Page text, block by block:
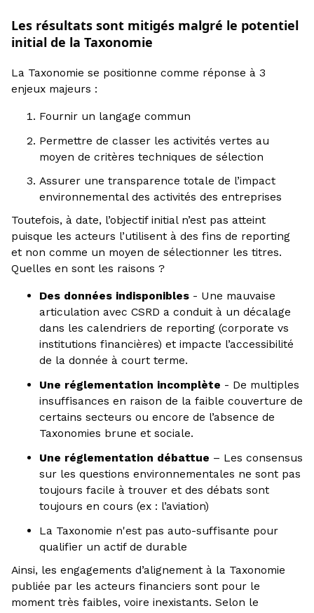
Les résultats sont mitigés malgré le potentiel
initial de la Taxonomie
La Taxonomie se positionne comme réponse à 3
enjeux majeurs :
Fournir un langage commun
Permettre de classer les activités vertes au
moyen de critères techniques de sélection
Assurer une transparence totale de l’impact
environnemental des activités des entreprises
Toutefois, à date, l’objectif initial n’est pas atteint
puisque les acteurs l’utilisent à des fins de reporting
et non comme un moyen de sélectionner les titres.
Quelles en sont les raisons ?
Des données indisponibles- Une mauvaise
articulation avec CSRD a conduit à un décalage
dans les calendriers de reporting (corporate vs
institutions financières) et impacte l’accessibilité
de la donnée à court terme.
Une réglementation incomplète - De multiples
insuffisances en raison de la faible couverture de
certains secteurs ou encore de l’absence de
Taxonomies brune et sociale.
Une réglementation débattue – Les consensus
sur les questions environnementales ne sont pas
toujours facile à trouver et des débats sont
toujours en cours (ex : l’aviation)
La Taxonomie n'est pas auto-suffisante pour
qualifier un actif de durable
Ainsi, les engagements d’alignement à la Taxonomie
publiée par les acteurs financiers sont pour le
moment très faibles, voire inexistants. Selon le